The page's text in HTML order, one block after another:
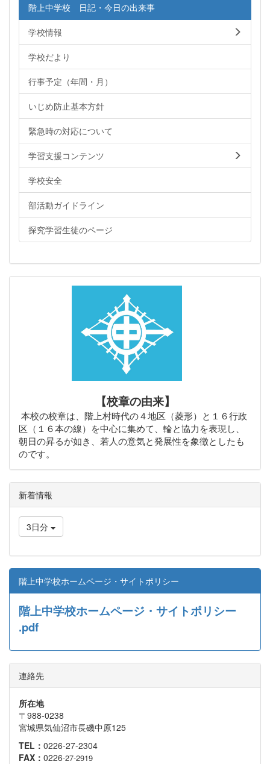
階上中学校 日記・今日の出来事
学校情報
学校だより
行事予定（年間・月）
いじめ防止基本方針
緊急時の対応について
学習支援コンテンツ
学校安全
部活動ガイドライン
探究学習生徒のページ
【校章の由来】
本校の校章は、階上村時代の４地区（菱形）と１６行政
区（１６本の線）を中心に集めて、輪と協力を表現し、
朝日の昇るが如き、若人の意気と発展性を象徴としたも
のです。
新着情報
3日分
階上中学校ホームページ・サイトポリシー
階上中学校ホームページ・サイトポリシー
.pdf
連絡先
所在地
〒988-0238
宮城県気仙沼市長磯中原125
TEL： 0226-27-2304
FAX： 0226-27-2919